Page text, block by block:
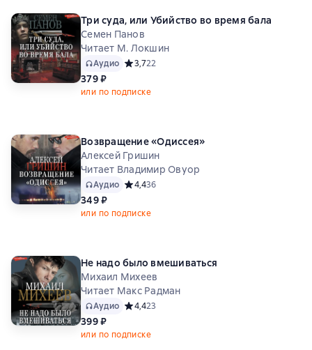
Три суда, или Убийство во время бала
Семен Панов
Читает М. Локшин
Аудио Средний рейтинг 3,7 на основе 22 оценок
3,722
379 ₽
или по подписке
Возвращение «Одиссея»
Алексей Гришин
Читает Владимир Овуор
Аудио Средний рейтинг 4,4 на основе 36 оценок
4,436
349 ₽
или по подписке
Не надо было вмешиваться
Михаил Михеев
Читает Макс Радман
Аудио Средний рейтинг 4,4 на основе 23 оценок
4,423
399 ₽
или по подписке